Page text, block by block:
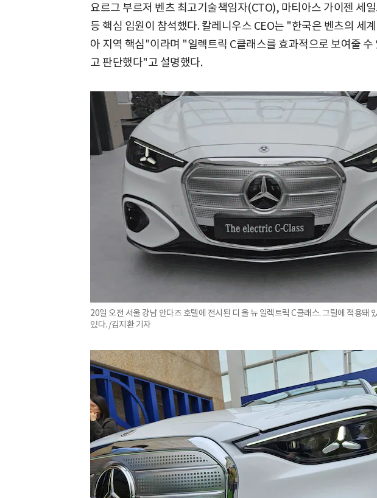
요르그 부르저 벤츠 최고기술책임자(CTO), 마티아스 가이젠 세
등 핵심 임원이 참석했다. 칼레니우스 CEO는 "한국은 벤츠의 세
아 지역 핵심"이라며 "일렉트릭 C클래스를 효과적으로 보여줄 수
고 판단했다"고 설명했다.
20일 오전 서울 강남 안다즈 호텔에 전시된 디 올 뉴 일렉트릭 C클래스. 그릴에 적용돼
있다. /김지환 기자